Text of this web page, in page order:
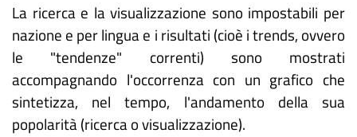
La ricerca e la visualizzazione sono impostabili per
nazione e per lingua e i risultati (cioè i trends, ovvero
le "tendenze" correnti) sono mostrati
accompagnando l'occorrenza con un grafico che
sintetizza, nel tempo, l'andamento della sua
popolarità (ricerca o visualizzazione).